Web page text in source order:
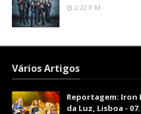
2:22 P.m.
Vários Artigos
Reportagem: Iron
da Luz, Lisboa -